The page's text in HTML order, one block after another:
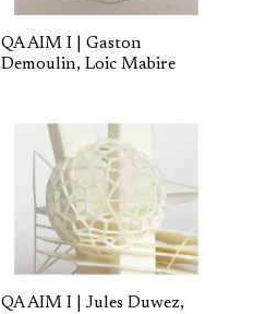
QA AIM I | Gaston
Demoulin, Loic Mabire
QA AIM I | Jules Duwez,